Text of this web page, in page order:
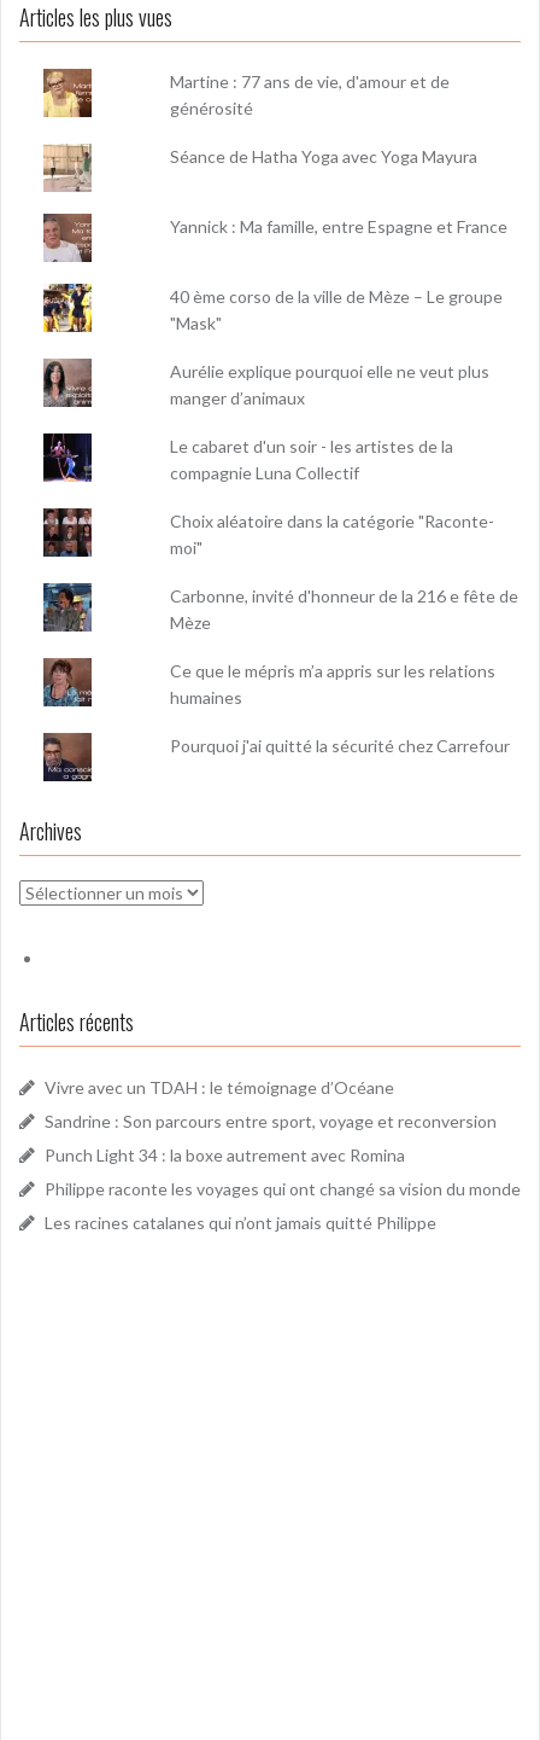
Articles les plus vues
Martine : 77 ans de vie, d'amour et de
générosité
Séance de Hatha Yoga avec Yoga Mayura
Yannick : Ma famille, entre Espagne et France
40 ème corso de la ville de Mèze – Le groupe
"Mask"
Aurélie explique pourquoi elle ne veut plus
manger d’animaux
Le cabaret d'un soir - les artistes de la
compagnie Luna Collectif
Choix aléatoire dans la catégorie "Raconte-
moi"
Carbonne, invité d'honneur de la 216 e fête de
Mèze
Ce que le mépris m’a appris sur les relations
humaines
Pourquoi j'ai quitté la sécurité chez Carrefour
Archives
Archives
Articles récents
Vivre avec un TDAH : le témoignage d’Océane
Sandrine : Son parcours entre sport, voyage et reconversion
Punch Light 34 : la boxe autrement avec Romina
Philippe raconte les voyages qui ont changé sa vision du monde
Les racines catalanes qui n’ont jamais quitté Philippe